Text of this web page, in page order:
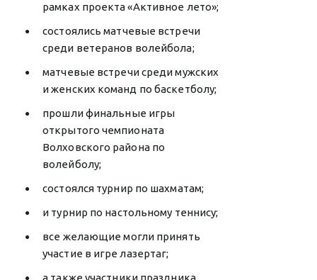
рамках проекта «Активное лето»;
состоялись матчевые встречи
среди ветеранов волейбола;
матчевые встречи среди мужских
и женских команд по баскетболу;
прошли финальные игры
открытого чемпионата
Волховского района по
волейболу;
состоялся турнир по шахматам;
и турнир по настольному теннису;
все желающие могли принять
участие в игре лазертаг;
а также участники праздника